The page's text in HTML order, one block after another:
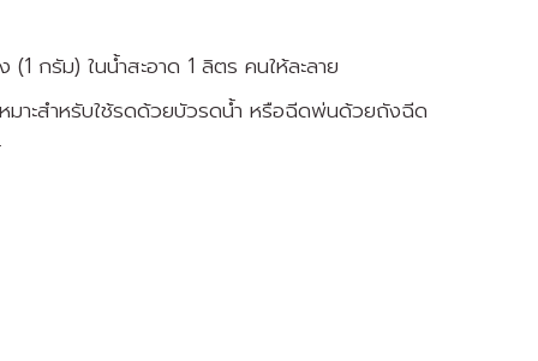
กรัม) ในน้ำสะอาด 1 ลิตร คนให้ละลาย
มาะสำหรับใช้รดด้วยบัวรดน้ำ หรือฉีดพ่นด้วยถังฉีด